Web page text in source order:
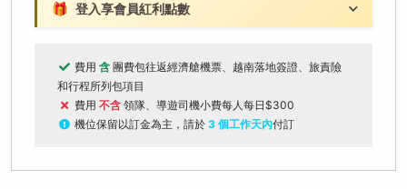
🎁 登入享會員紅利點數
費用 含 團費包往返經濟艙機票、越南落地簽證、旅責險
和行程所列包項目
費用 不含 領隊、導遊司機小費每人每日$300
機位保留以訂金為主，請於 3 個工作天內付訂